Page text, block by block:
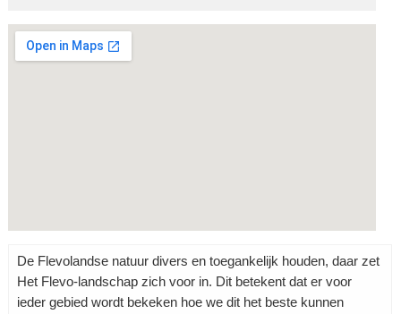
Grotere kaart weergeven
De Flevolandse natuur divers en toegankelijk houden, daar zet
Het Flevo-landschap zich voor in. Dit betekent dat er voor
ieder gebied wordt bekeken hoe we dit het beste kunnen